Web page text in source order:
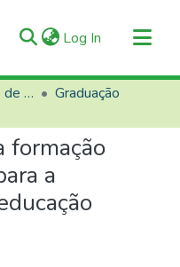
Log In (current)
Trabalhos de Conclusão de Curso (TCCs)
Graduação
formação
a